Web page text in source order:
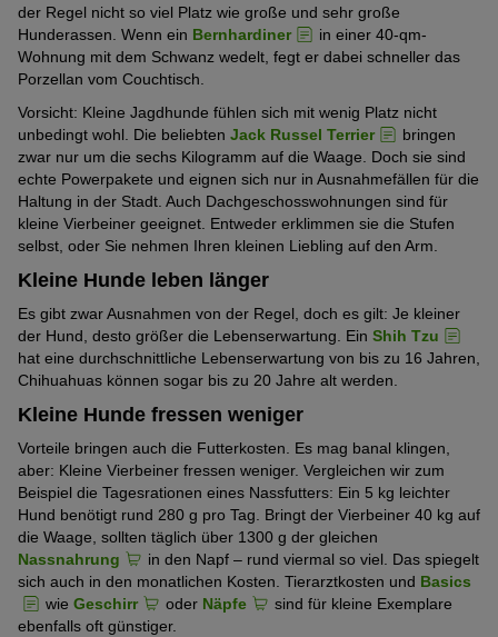
der Regel nicht so viel Platz wie große und sehr große
Hunderassen. Wenn ein Bernhardiner
in einer 40-qm-
Wohnung mit dem Schwanz wedelt, fegt er dabei schneller das
Porzellan vom Couchtisch.
Vorsicht: Kleine Jagdhunde fühlen sich mit wenig Platz nicht
unbedingt wohl. Die beliebten Jack Russel Terrier
bringen
zwar nur um die sechs Kilogramm auf die Waage. Doch sie sind
echte Powerpakete und eignen sich nur in Ausnahmefällen für die
Haltung in der Stadt. Auch Dachgeschosswohnungen sind für
kleine Vierbeiner geeignet. Entweder erklimmen sie die Stufen
selbst, oder Sie nehmen Ihren kleinen Liebling auf den Arm.
Kleine Hunde leben länger
Es gibt zwar Ausnahmen von der Regel, doch es gilt: Je kleiner
der Hund, desto größer die Lebenserwartung. Ein Shih Tzu
hat eine durchschnittliche Lebenserwartung von bis zu 16 Jahren,
Chihuahuas können sogar bis zu 20 Jahre alt werden.
Kleine Hunde fressen weniger
Vorteile bringen auch die Futterkosten. Es mag banal klingen,
aber: Kleine Vierbeiner fressen weniger. Vergleichen wir zum
Beispiel die Tagesrationen eines Nassfutters: Ein 5 kg leichter
Hund benötigt rund 280 g pro Tag. Bringt der Vierbeiner 40 kg auf
die Waage, sollten täglich über 1300 g der gleichen
Nassnahrung
in den Napf – rund viermal so viel. Das spiegelt
sich auch in den monatlichen Kosten. Tierarztkosten und Basics
wie Geschirr oder Näpfe
sind für kleine Exemplare
ebenfalls oft günstiger.